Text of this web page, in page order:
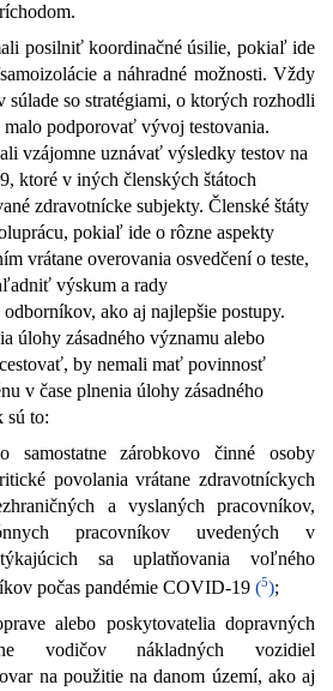
posilniť koordinačné úsilie, pokiaľ ide
a náhradné možnosti. Vždy
súlade so stratégiami, o ktorých rozhodli
malo podporovať vývoj testovania.
vzájomne uznávať výsledky testov na
ktoré v iných členských štátoch
zdravotnícke subjekty. Členské štáty
pokiaľ ide o rôzne aspekty
vrátane overovania osvedčení o teste,
výskum a rady
ako aj najlepšie postupy.
úlohy zásadného významu alebo
by nemali mať povinnosť
v čase plnenia úlohy zásadného
sú to:
samostatne zárobkovo činné osoby
povolania vrátane zdravotníckych
a vyslaných pracovníkov,
pracovníkov uvedených v
týkajúcich sa uplatňovania voľného
počas pandémie COVID-19 (5);
alebo poskytovatelia dopravných
vodičov nákladných vozidiel
na použitie na danom území, ako aj